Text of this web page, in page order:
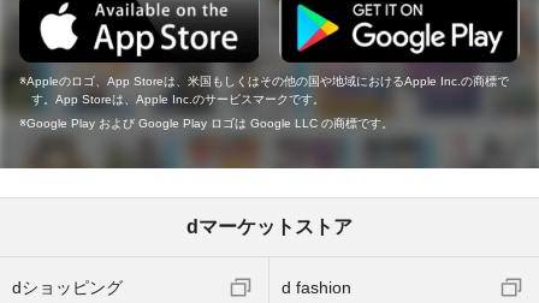
Appleのロゴ、App Storeは、米国もしくはその他の国や地域におけるApple Inc.の商標で
す。App Storeは、Apple Inc.のサービスマークです。
Google Play および Google Play ロゴは Google LLC の商標です。
dマーケットストア
dショッピング d fashion